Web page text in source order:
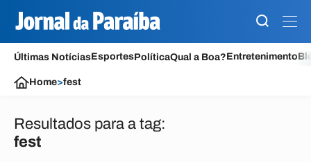
Últimas NotíciasEsportesPolíticaQual a Boa?Entretenimento
Home>fest
Resultados para a tag:
fest